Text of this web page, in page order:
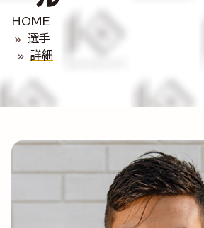
HOME
選手
詳細